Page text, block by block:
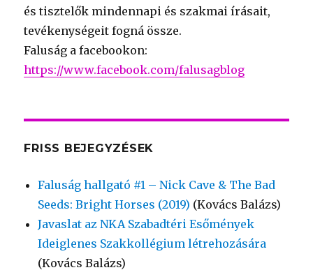
és tisztelők mindennapi és szakmai írásait,
tevékenységeit fogná össze.
Faluság a facebookon:
https://www.facebook.com/falusagblog
FRISS BEJEGYZÉSEK
Faluság hallgató #1 – Nick Cave & The Bad
Seeds: Bright Horses (2019) (Kovács Balázs)
Javaslat az NKA Szabadtéri Esőmények
Ideiglenes Szakkollégium létrehozására
(Kovács Balázs)